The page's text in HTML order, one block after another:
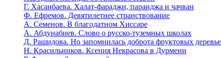
Г. Хасанбаева. Халат-фараджи, паранджа и чачван
Ф. Ефремов. Девятилетнее странствование
А. Семенов. В благодатном Хиссаре
А. Абдунабиев. Слово о русско-туземных школах
Д. Рашидова. Но запомнилась доброта фруктовых
Н. Красильников. Ксения Некрасова в Дурмени